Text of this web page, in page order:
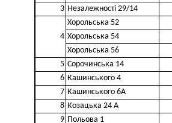
3 Незалежності 29/14
4
Хорольська 52
Хорольська 54
Хорольська 56
5 Сорочинська 14
6 Кашинського 4
7 Кашинського 6А
8 Козацька 24 А
9 Польова 1